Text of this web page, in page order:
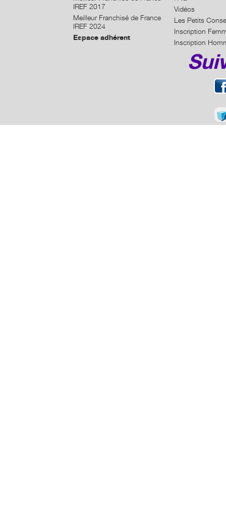
IREF 2017
Meilleur Franchisé de France
IREF 2024
Espace adhérent
Vidéos
Les Petits
Inscription
Inscription